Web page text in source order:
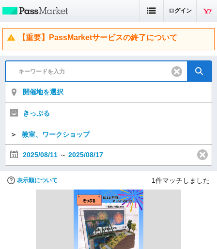
ログイン
【重要】PassMarketサービスの終了について
開催地を選択
きっぷる
＞ 教室、ワークショップ
2025/08/11 ～ 2025/08/17
表示順について 1件マッチしました